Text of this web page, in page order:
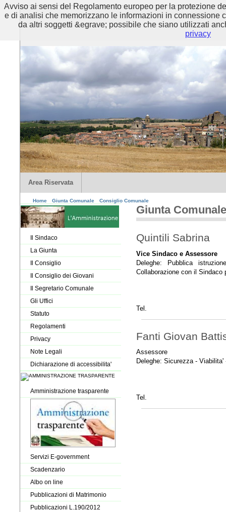
Area Riservata
Home Giunta Comunale Consiglio Comunale
Il Sindaco
La Giunta
Il Consiglio
Il Consiglio dei Giovani
Il Segretario Comunale
Gli Uffici
Statuto
Regolamenti
Privacy
Note Legali
Dichiarazione di accessibilita'
Amministrazione trasparente
Servizi E-government
Scadenzario
Albo on line
Pubblicazioni di Matrimonio
Pubblicazioni L.190/2012
Giunta Comunale
Quintili Sabrina
Vice Sindaco e Assessore
Deleghe: Pubblica
Collaborazione con il Sindaco
Tel.
Fanti Giovan
Assessore
Deleghe: Sicurezza - Viabilita'
Tel.
Avviso ai sensi del Regolamento europeo per la protezione
e di analisi che memorizzano le informazioni in connessione
da altri soggetti &egrave; possibile che siano utilizzati
privacy